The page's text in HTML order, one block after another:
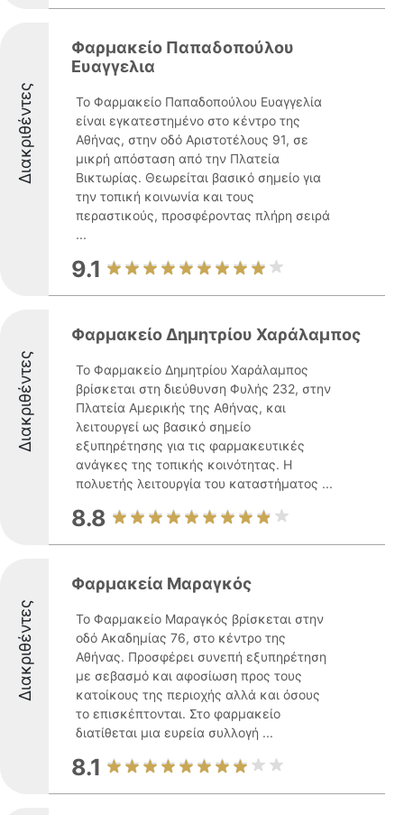
Διακριθέντες
Φαρμακείο Παπαδοπούλου
Ευαγγελια
Το Φαρμακείο Παπαδοπούλου Ευαγγελία
είναι εγκατεστημένο στο κέντρο της
Αθήνας, στην οδό Αριστοτέλους 91, σε
μικρή απόσταση από την Πλατεία
Βικτωρίας. Θεωρείται βασικό σημείο για
την τοπική κοινωνία και τους
περαστικούς, προσφέροντας πλήρη σειρά
...
9.1
Διακριθέντες
Φαρμακείο Δημητρίου Χαράλαμπος
Το Φαρμακείο Δημητρίου Χαράλαμπος
βρίσκεται στη διεύθυνση Φυλής 232, στην
Πλατεία Αμερικής της Αθήνας, και
λειτουργεί ως βασικό σημείο
εξυπηρέτησης για τις φαρμακευτικές
ανάγκες της τοπικής κοινότητας. Η
πολυετής λειτουργία του καταστήματος ...
8.8
Διακριθέντες
Φαρμακεία Μαραγκός
Το Φαρμακείο Μαραγκός βρίσκεται στην
οδό Ακαδημίας 76, στο κέντρο της
Αθήνας. Προσφέρει συνεπή εξυπηρέτηση
με σεβασμό και αφοσίωση προς τους
κατοίκους της περιοχής αλλά και όσους
το επισκέπτονται. Στο φαρμακείο
διατίθεται μια ευρεία συλλογή ...
8.1